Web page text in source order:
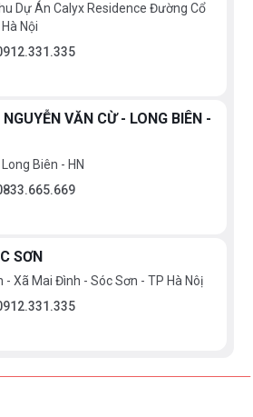
Dự Án Calyx Residence Đường Cổ
Nội
VĂN CỪ - LONG BIÊN -
Biên - HN
SƠN
Xã Mai Đình - Sóc Sơn - TP Hà Nôị